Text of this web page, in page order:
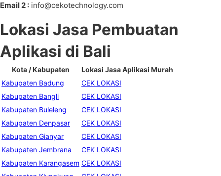
Email 2 : info@cekotechnology.com
Lokasi Jasa Pembuatan
Aplikasi di Bali
Kota / Kabupaten
Lokasi Jasa Aplikasi Murah
Kabupaten Badung
CEK LOKASI
Kabupaten Bangli
CEK LOKASI
Kabupaten Buleleng
CEK LOKASI
Kabupaten Denpasar
CEK LOKASI
Kabupaten Gianyar
CEK LOKASI
Kabupaten Jembrana
CEK LOKASI
Kabupaten Karangasem CEK LOKASI